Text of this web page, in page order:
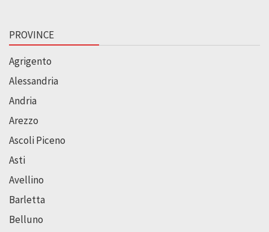
PROVINCE
Agrigento
Alessandria
Andria
Arezzo
Ascoli Piceno
Asti
Avellino
Barletta
Belluno